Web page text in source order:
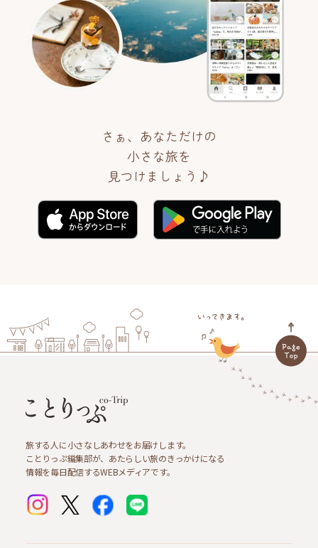
さぁ、あなただけの
小さな旅を
見つけましょう♪
旅する人に小さなしあわせをお届けします。
ことりっぷ編集部が、あたらしい旅のきっかけになる
情報を毎日配信するWEBメディアです。